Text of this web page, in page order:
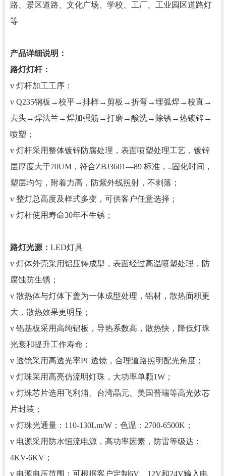
路、景区道路、文化广场、学校、工厂、工业园区道路灯
等
产品详细说明：
路灯灯杆：
v 灯杆加工工序：
v Q235钢板→校平→排样→剪板→折弯→埋弧焊→校直→
去头→焊法兰→焊加强筋→打磨→酸洗→除锈→热镀锌→
喷塑；
v 灯杆采用整体镀锌防腐处理，表面喷塑处理工艺，镀锌
层厚度大于70UM，符合ZBJ3601—89 标准，..固化时间，
塑层均匀，附着力高，防紫外线照射，不剥落；
v 整灯总高度及样式多变，可供客户任意选择；
v 灯杆使用寿命30年不生锈；
路灯光源： LED灯具
v 灯体外壳采用铝压铸成型，表面经过高温喷塑处理，防
腐蚀防生锈；
v 散热体与灯体下盖为一体成型处理，铝材，散热面积更
大，散热效果更明显；
v 铝基板采用高纯铝板，导热系数高，散热快，降低灯珠
光衰和提升工作寿命；
v 透镜采用高透光率PC透镜，合理道路照明配光角度；
v 灯珠采用高亮仿流明灯珠，大功率单颗1W；
v 灯珠芯片选用飞利浦、台湾晶元、美国普瑞等高光效芯
片封装；
v 灯珠光通量：110-130Lm/W；色温：2700-6500K；
v 电源采用防水恒流电源，高功率因素，防雷等级达：
4KV-6KV；
v 电源电压范围：可根据客户定制6V、12V和24V输入电